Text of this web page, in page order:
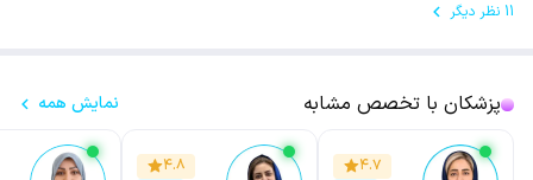
11 نظر دیگر
پزشکان با تخصص مشابه نمایش همه
۴.۷
۴.۸